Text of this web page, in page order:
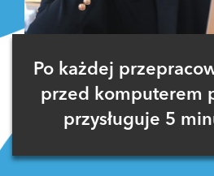
Po każdej
przed komputerem
przysługuje 5